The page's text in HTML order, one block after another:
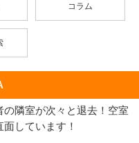
コラム
隣室が次々と退去！空室
しています！